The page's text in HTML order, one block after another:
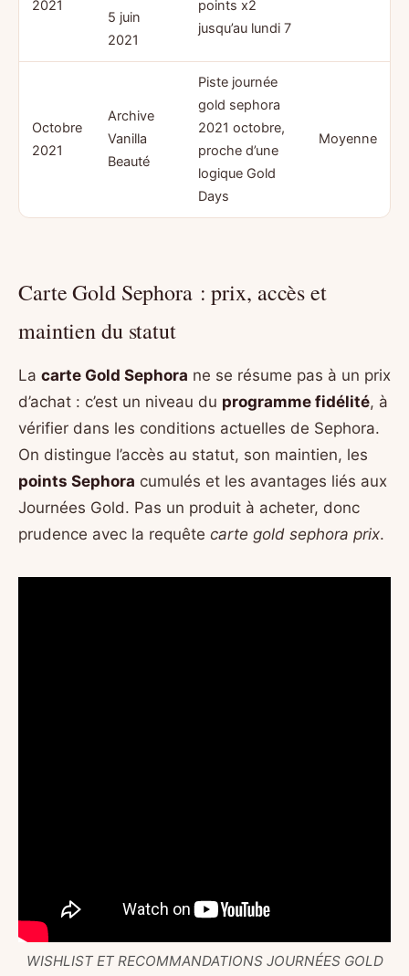
2021
5 juin
2021
points x2
jusqu’au lundi 7
Octobre
2021
Archive
Vanilla
Beauté
Piste journée
gold sephora
2021 octobre,
proche d’une
logique Gold
Days
Moyenne
Carte Gold Sephora : prix, accès et
maintien du statut
La carte Gold Sephora ne se résume pas à un prix
d’achat : c’est un niveau du programme fidélité, à
vérifier dans les conditions actuelles de Sephora.
On distingue l’accès au statut, son maintien, les
points Sephora cumulés et les avantages liés aux
Journées Gold. Pas un produit à acheter, donc
prudence avec la requête carte gold sephora prix.
WISHLIST ET RECOMMANDATIONS JOURNÉES GOLD